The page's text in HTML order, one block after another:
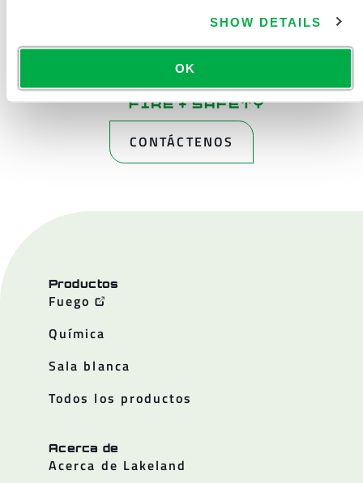
SHOW DETAILS
OK
CONTÁCTENOS
Productos
Fuego
Química
Sala blanca
Todos los productos
Acerca de
Acerca de Lakeland